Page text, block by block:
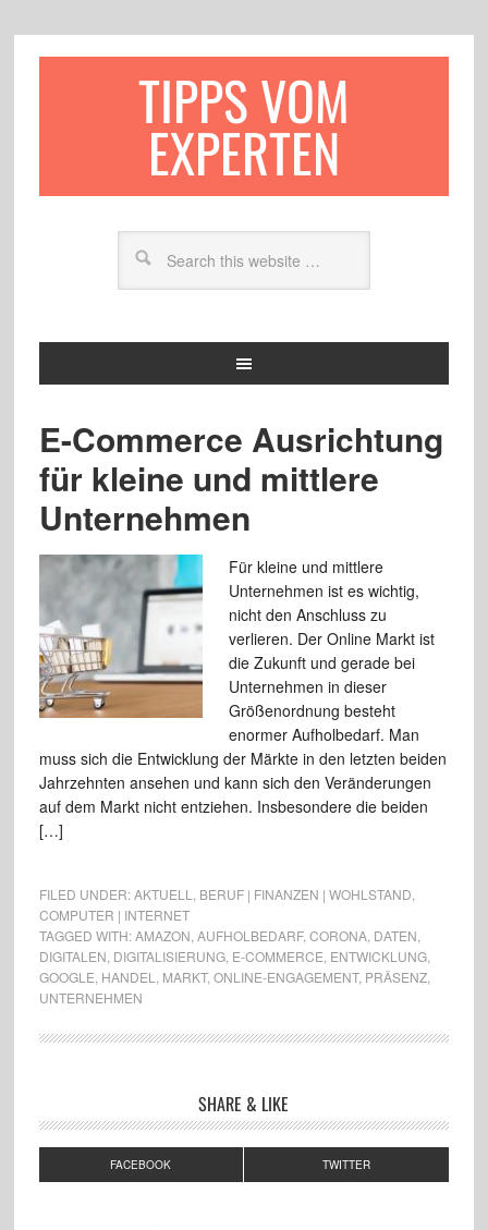
TIPPS VOM
EXPERTEN
E-Commerce Ausrichtung
für kleine und mittlere
Unternehmen
Für kleine und mittlere
Unternehmen ist es wichtig,
nicht den Anschluss zu
verlieren. Der Online Markt ist
die Zukunft und gerade bei
Unternehmen in dieser
Größenordnung besteht
enormer Aufholbedarf. Man
muss sich die Entwicklung der Märkte in den letzten beiden
Jahrzehnten ansehen und kann sich den Veränderungen
auf dem Markt nicht entziehen. Insbesondere die beiden
[…]
FILED UNDER:AKTUELL BERUF | FINANZEN | WOHLSTAND
COMPUTER | INTERNET
TAGGED WITH:AMAZON AUFHOLBEDARF, CORONA, DATEN
DIGITALEN DIGITALISIERUNG, E-COMMERCE ENTWICKLUNG,
GOOGLE HANDEL MARKT, ONLINE-ENGAGEMENT, PRÄSENZ,
UNTERNEHMEN
SHARE & LIKE
FACEBOOK TWITTER